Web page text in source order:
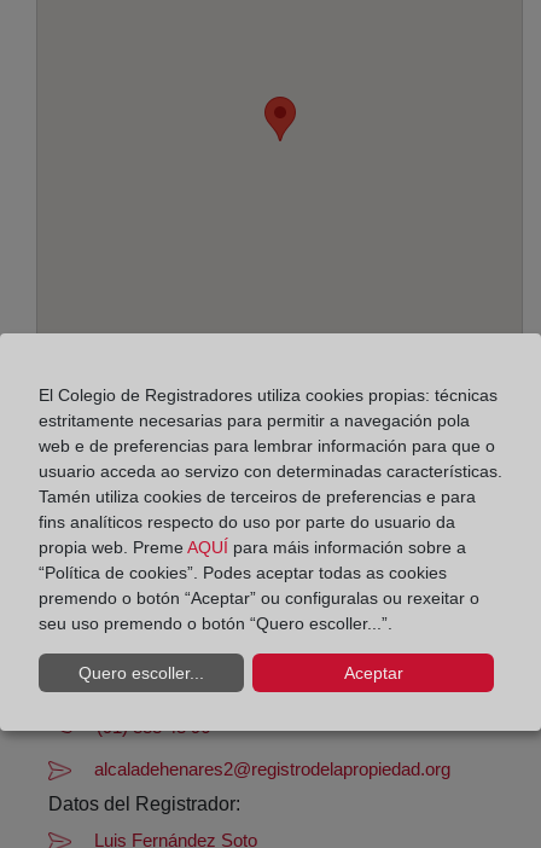
Enderezo:
Avda. de Guadalajara, 2, 28805
Horario:
De lunes a viernes de 09:00 a 17:00 horas
Agosto: De lunes a viernes de 09:00 a 14:00 horas
Los días 24 y 31 de diciembre de 09:00 a 14:00
horas
Datos de contacto:
(91) 888 48 96
alcaladehenares2@registrodelapropiedad.org
Datos del Registrador:
Luis Fernández Soto
El Colegio de Registradores utiliza cookies propias: técnicas
estritamente necesarias para permitir a navegación pola
web e de preferencias para lembrar información para que o
usuario acceda ao servizo con determinadas características.
Tamén utiliza cookies de terceiros de preferencias e para
fins analíticos respecto do uso por parte do usuario da
propia web. Preme AQUÍ para máis información sobre a
“Política de cookies”. Podes aceptar todas as cookies
premendo o botón “Aceptar” ou configuralas ou rexeitar o
seu uso premendo o botón “Quero escoller...”.
Quero escoller... Aceptar